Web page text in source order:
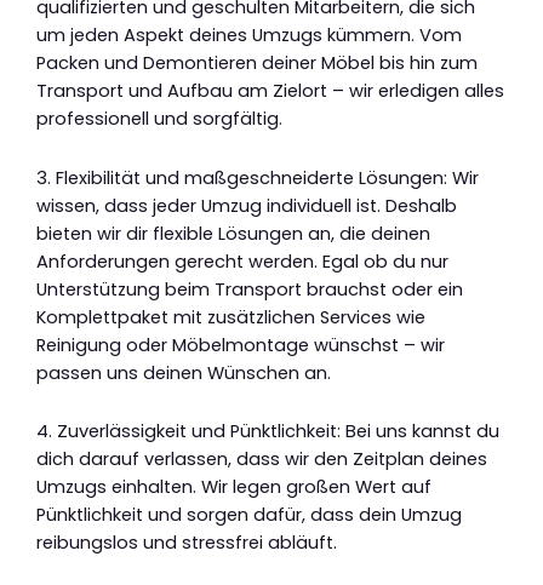
qualifizierten und geschulten Mitarbeitern, die sich
um jeden Aspekt deines Umzugs kümmern. Vom
Packen und Demontieren deiner Möbel bis hin zum
Transport und Aufbau am Zielort – wir erledigen alles
professionell und sorgfältig.
3. Flexibilität und maßgeschneiderte Lösungen: Wir
wissen, dass jeder Umzug individuell ist. Deshalb
bieten wir dir flexible Lösungen an, die deinen
Anforderungen gerecht werden. Egal ob du nur
Unterstützung beim Transport brauchst oder ein
Komplettpaket mit zusätzlichen Services wie
Reinigung oder Möbelmontage wünschst – wir
passen uns deinen Wünschen an.
4. Zuverlässigkeit und Pünktlichkeit: Bei uns kannst du
dich darauf verlassen, dass wir den Zeitplan deines
Umzugs einhalten. Wir legen großen Wert auf
Pünktlichkeit und sorgen dafür, dass dein Umzug
reibungslos und stressfrei abläuft.